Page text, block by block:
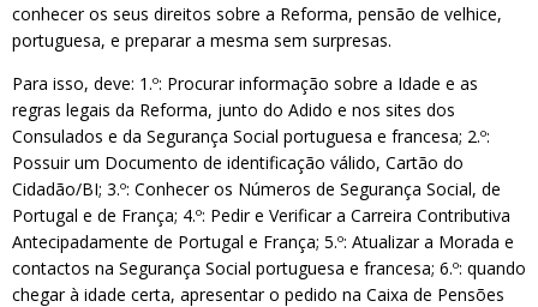
conhecer os seus direitos sobre a Reforma, pensão de velhice,
portuguesa, e preparar a mesma sem surpresas.
Para isso, deve: 1.º: Procurar informação sobre a Idade e as
regras legais da Reforma, junto do Adido e nos sites dos
Consulados e da Segurança Social portuguesa e francesa; 2.º:
Possuir um Documento de identificação válido, Cartão do
Cidadão/BI; 3.º: Conhecer os Números de Segurança Social, de
Portugal e de França; 4.º: Pedir e Verificar a Carreira Contributiva
Antecipadamente de Portugal e França; 5.º: Atualizar a Morada e
contactos na Segurança Social portuguesa e francesa; 6.º: quando
chegar à idade certa, apresentar o pedido na Caixa de Pensões